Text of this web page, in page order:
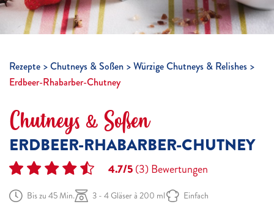
Rezepte Chutneys & Soßen
Würzige Chutneys & Relishes
Erdbeer-Rhabarber-Chutney
Chutneys & Soßen
ERDBEER-RHABARBER-CHUTNEY
4.7/5(3)Bewertungen
Bis zu 45 Min. 3 - 4 Gläser à 200 ml Einfach